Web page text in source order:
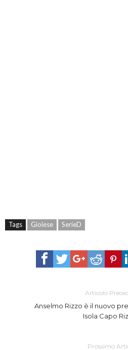
Tags Gioiese SerieD
Articolo
Anselmo Rizzo è il nuovo
Isola Capo
Prossimo